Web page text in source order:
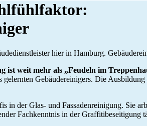
hier in Hamburg.
ist weit mehr als „Feudeln im
gelernten Gebäudereinigers. Die
in der Glas- und Fassadenreinigung. Sie
Fachkenntnis in der Graffitibeseitigung